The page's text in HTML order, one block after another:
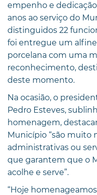
empenho e
anos ao serviço do
distinguidos 22
foi entregue um
porcelana com uma
reconhecimento,
deste momento.
Na ocasião, o
Pedro Esteves,
homenagem,
Município “são muito
administrativas ou
que garantem que o
acolhe e serve”.
“Hoje